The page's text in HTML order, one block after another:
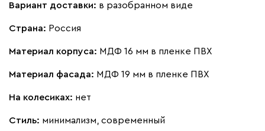
Вариант доставки: в разобранном виде
Страна: Россия
Материал корпуса: МДФ 16 мм в пленке ПВХ
Материал фасада: МДФ 19 мм в пленке ПВХ
На колесиках: нет
Стиль: минимализм, современный